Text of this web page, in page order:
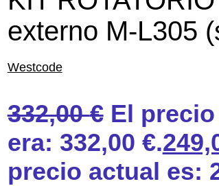
externo M-L305
Westcode
332,00€ El
era: 332,00 €.
precio actual es: